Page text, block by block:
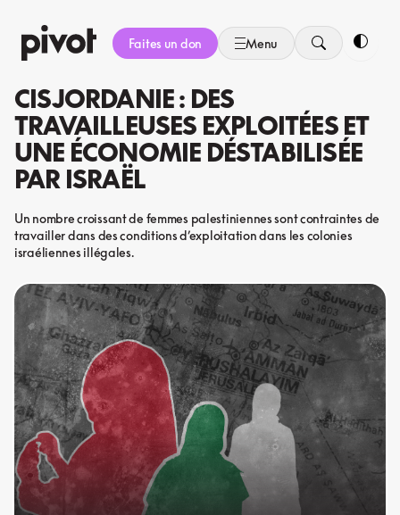
au
contenu
Faites un don Menu
CISJORDANIE : DES
TRAVAILLEUSES EXPLOITÉES ET
UNE ÉCONOMIE DÉSTABILISÉE
PAR ISRAËL
Un nombre croissant de femmes palestiniennes sont contraintes de
travailler dans des conditions d’exploitation dans les colonies
israéliennes illégales.